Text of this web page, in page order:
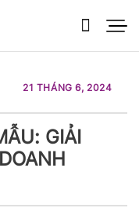
21 THÁNG 6, 2024
GIẢI